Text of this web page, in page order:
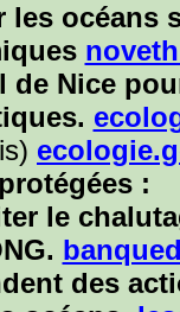
océans
de Nice
protégées :
le
des